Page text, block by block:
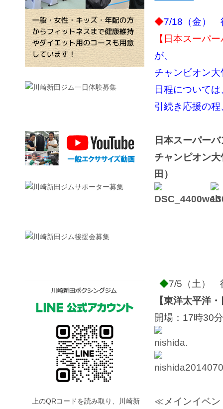
上のQRコードを読み取り、川崎新
◆7/18（金）
【日本スーパ
が、
チャンピオン
日程について
引続き応援の
日本スーパー
チャンピオン
田）
◆7/5（土）
【東洋太平洋
開場：17時30
≪メインイベ